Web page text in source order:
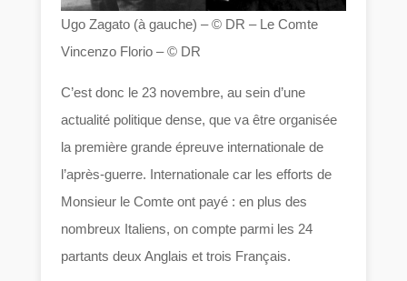
Ugo Zagato (à gauche) – © DR – Le Comte
Vincenzo Florio – © DR
C’est donc le 23 novembre, au sein d’une
actualité politique dense, que va être organisée
la première grande épreuve internationale de
l’après-guerre. Internationale car les efforts de
Monsieur le Comte ont payé : en plus des
nombreux Italiens, on compte parmi les 24
partants deux Anglais et trois Français.